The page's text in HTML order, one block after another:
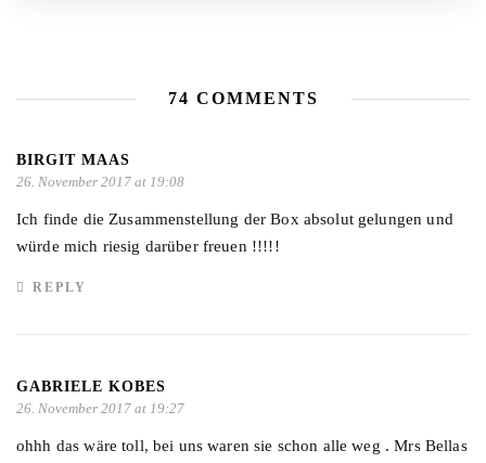
74 COMMENTS
BIRGIT MAAS
26. November 2017 at 19:08
Ich finde die Zusammenstellung der Box absolut gelungen und
würde mich riesig darüber freuen !!!!!
REPLY
GABRIELE KOBES
26. November 2017 at 19:27
ohhh das wäre toll, bei uns waren sie schon alle weg . Mrs Bellas